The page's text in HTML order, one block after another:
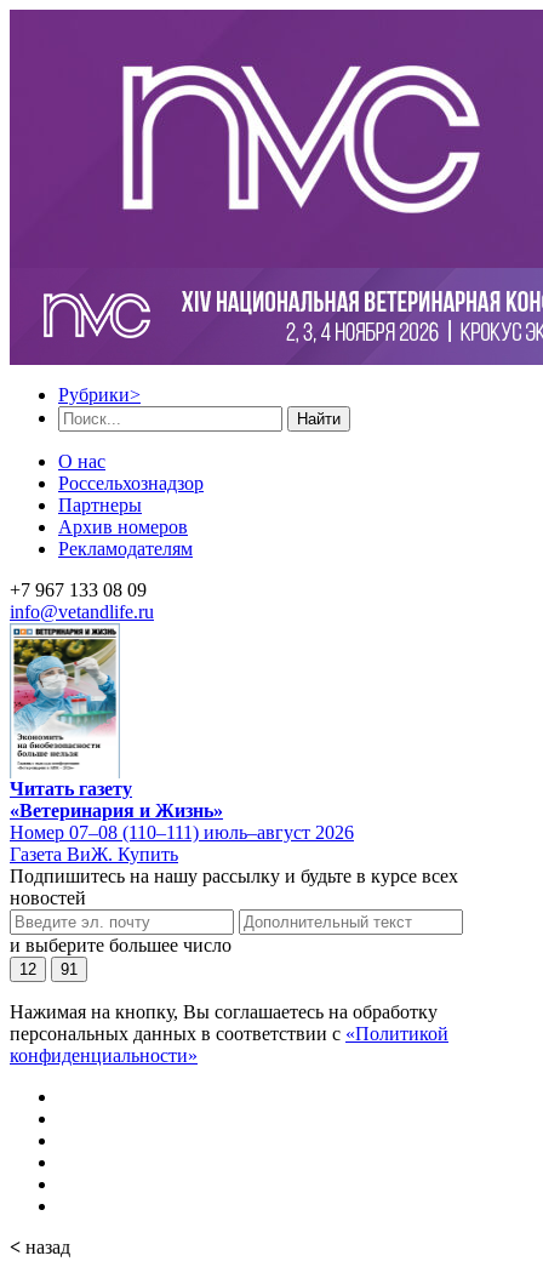
Рубрики>
Найти
О нас
Россельхознадзор
Партнеры
Архив номеров
Рекламодателям
+7 967 133 08 09
info@vetandlife.ru
Читать газету
«Ветеринария и Жизнь»
Номер 07–08 (110–111) июль–август 2026
Газета ВиЖ. Купить
Подпишитесь на нашу рассылку и будьте в курсе всех
новостей
и выберите большее число
12 91
Нажимая на кнопку, Вы соглашаетесь на обработку
персональных данных в соответствии с «Политикой
конфиденциальности»
< назад